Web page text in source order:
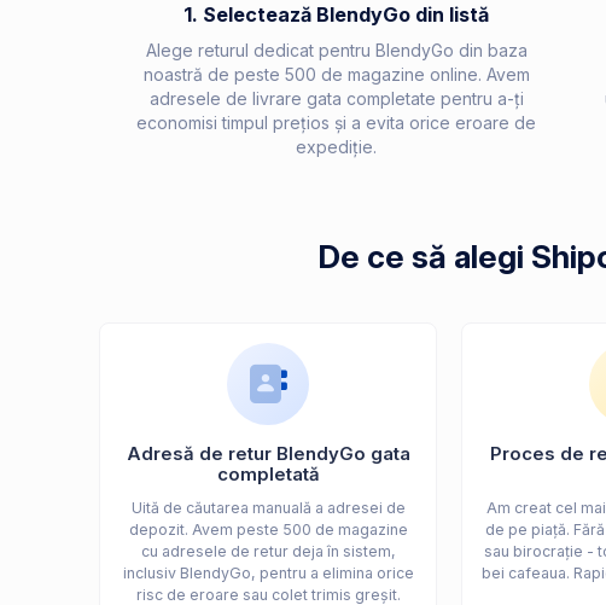
1. Selectează BlendyGo din listă
Alege returul dedicat pentru BlendyGo din baza
noastră de peste 500 de magazine online. Avem
adresele de livrare gata completate pentru a-ți
economisi timpul prețios și a evita orice eroare de
expediție.
De ce să alegi
Adresă de retur BlendyGo gata
completată
Uită de căutarea manuală a adresei de
depozit. Avem peste 500 de magazine
cu adresele de retur deja în sistem,
inclusiv BlendyGo, pentru a elimina orice
risc de eroare sau colet trimis greșit.
Proces de
Am creat cel
de pe piață.
sau birocrație -
bei cafeaua.